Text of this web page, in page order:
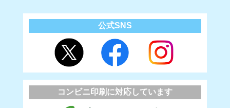
公式SNS
コンビニ印刷に対応しています